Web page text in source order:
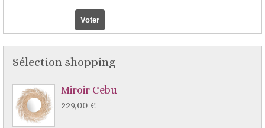
Sélection shopping
Miroir Cebu
229,00 €